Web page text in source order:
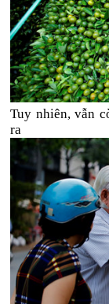
Tuy nhiên, vẫn
ra